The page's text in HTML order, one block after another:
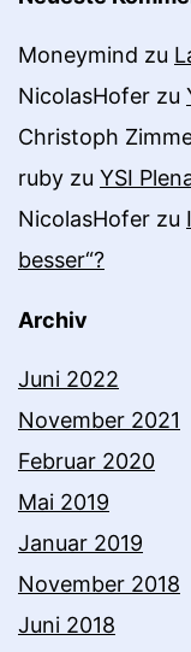
Moneymind zu
NicolasHofer zu
Christoph
ruby zu YSI
NicolasHofer zu
besser“?
Archiv
Juni 2022
November 2021
Februar 2020
Mai 2019
Januar 2019
November 2018
Juni 2018